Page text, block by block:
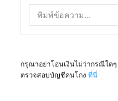
กรุณาอย่าโอนเงินไม่ว่ากรณีใด
ตรวจสอบบัญชีคนโกง ที่นี่